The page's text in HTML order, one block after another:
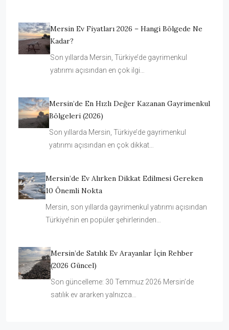
Mersin Ev Fiyatları 2026 – Hangi Bölgede Ne
Kadar?
Son yıllarda Mersin, Türkiye’de gayrimenkul
yatırımı açısından en çok ilgi…
Mersin’de En Hızlı Değer Kazanan Gayrimenkul
Bölgeleri (2026)
Son yıllarda Mersin, Türkiye’de gayrimenkul
yatırımı açısından en çok dikkat…
Mersin’de Ev Alırken Dikkat Edilmesi Gereken
10 Önemli Nokta
Mersin, son yıllarda gayrimenkul yatırımı açısından
Türkiye’nin en popüler şehirlerinden…
Mersin’de Satılık Ev Arayanlar İçin Rehber
(2026 Güncel)
Son güncelleme: 30 Temmuz 2026 Mersin’de
satılık ev ararken yalnızca…